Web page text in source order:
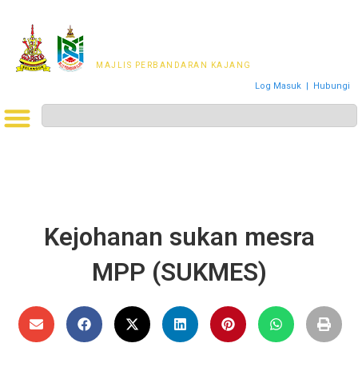
MAJLIS PERBANDARAN KAJANG
Log Masuk | Hubungi
Kejohanan sukan mesra
MPP (SUKMES)